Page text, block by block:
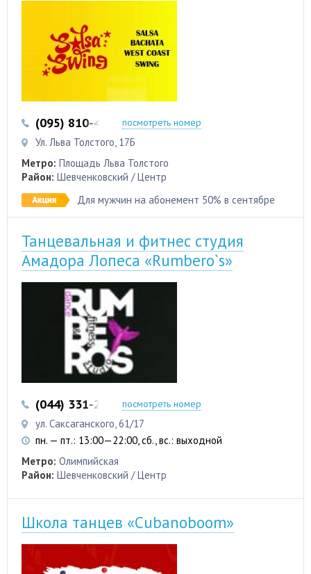
(095) 810-42-15 (093) 694-18-64
посмотреть номер
Ул. Льва Толстого, 17Б
Метро: Площадь Льва Толстого
Район: Шевченковский / Центр
Для мужчин на абонемент 50% в сентябре
Танцевальная и фитнес студия
Амадора Лопеса «Rumbero`s»
(044) 331-20-33 (063) 261-05-71
посмотреть номер
ул. Саксаганского, 61/17
пн. — пт.: 13:00—22:00, сб., вс.: выходной
Метро: Олимпийская
Район: Шевченковский / Центр
Школа танцев «Cubanoboom»